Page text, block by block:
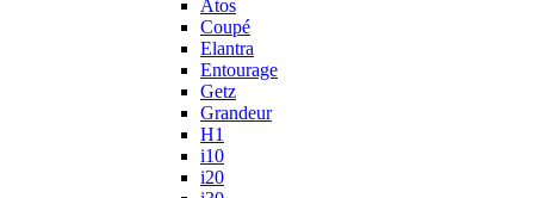
Atos
Coupé
Elantra
Entourage
Getz
Grandeur
H1
i10
i20